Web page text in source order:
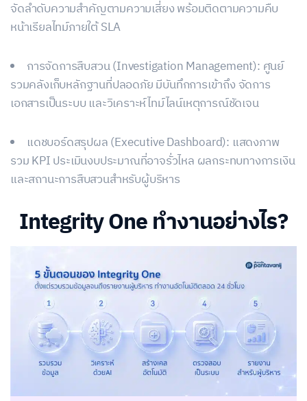
จัดลำดับความสำคัญตามความเสี่ยง พร้อมติดตามความคืบ
หน้าเรียลไทม์ภายใต้ SLA
การจัดการสืบสวน (Investigation Management): ศูนย์
รวมคลังเก็บหลักฐานที่ปลอดภัย มีบันทึกการเข้าถึง จัดการ
เอกสารเป็นระบบ และวิเคราะห์ไทม์ไลน์เหตุการณ์ชัดเจน
แดชบอร์ดสรุปผล (Executive Dashboard): แสดงภาพ
รวม KPI ประเมินงบประมาณที่อาจรั่วไหล ผลกระทบทางการเงิน
และสถานะการสืบสวนสำหรับผู้บริหาร
Integrity One ทำงานอย่างไร?